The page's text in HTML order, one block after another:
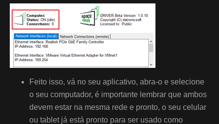
Feito isso, vá no seu aplicativo, abra-o e selecione
o seu computador, é importante lembrar que ambos
devem estar na mesma rede e pronto, o seu celular
ou tablet já está pronto para ser usado como